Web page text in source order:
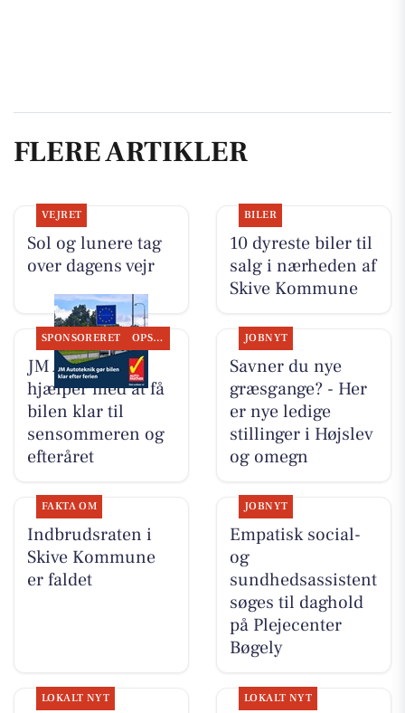
FLERE ARTIKLER
VEJRET
Sol og lunere tag
over dagens vejr
BILER
10 dyreste biler til
salg i nærheden af
Skive Kommune
SPONSORERET OPSLAGSTAVLEN
JM Autoteknik
hjælper med at få
bilen klar til
sensommeren og
efteråret
JOBNYT
Savner du nye
græsgange? - Her
er nye ledige
stillinger i Højslev
og omegn
FAKTA OM
Indbrudsraten i
Skive Kommune
er faldet
JOBNYT
Empatisk social-
og
sundhedsassistent
søges til daghold
på Plejecenter
Bøgely
LOKALT NYT LOKALT NYT